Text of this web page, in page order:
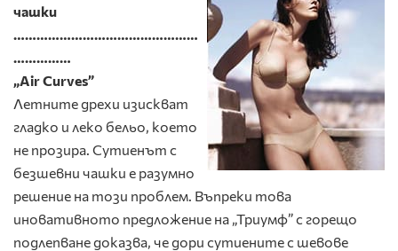
чашки
…………………………………………
……………
„Air Curves”
Летните дрехи изискват
гладко и леко бельо, което
не прозира. Сутиенът с
безшевни чашки е разумно
решение на този проблем. Въпреки това
иновативното предложение на „Триумф” с горещо
подлепване доказва, че дори сутиените с шевове